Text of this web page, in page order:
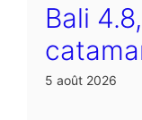
Bali
5 août 2026